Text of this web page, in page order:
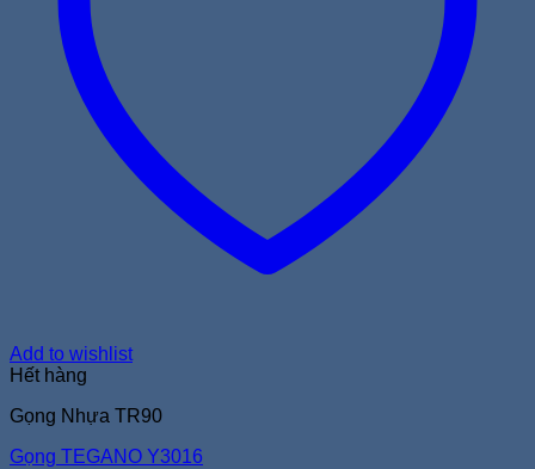
Add to wishlist
Hết hàng
Gọng Nhựa TR90
Gọng TEGANO Y3016